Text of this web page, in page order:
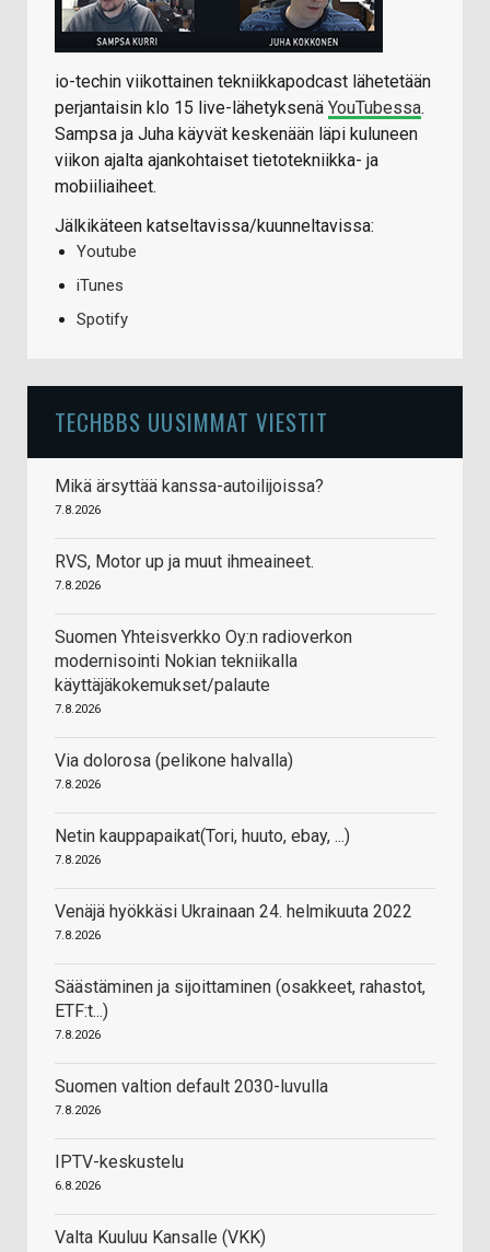
io-techin viikottainen tekniikkapodcast lähetetään
perjantaisin klo 15 live-lähetyksenä YouTubessa.
Sampsa ja Juha käyvät keskenään läpi kuluneen
viikon ajalta ajankohtaiset tietotekniikka- ja
mobiiliaiheet.
Jälkikäteen katseltavissa/kuunneltavissa:
Youtube
iTunes
Spotify
TECHBBS UUSIMMAT VIESTIT
Mikä ärsyttää kanssa-autoilijoissa?
7.8.2026
RVS, Motor up ja muut ihmeaineet.
7.8.2026
Suomen Yhteisverkko Oy:n radioverkon
modernisointi Nokian tekniikalla
käyttäjäkokemukset/palaute
7.8.2026
Via dolorosa (pelikone halvalla)
7.8.2026
Netin kauppapaikat(Tori, huuto, ebay, ...)
7.8.2026
Venäjä hyökkäsi Ukrainaan 24. helmikuuta 2022
7.8.2026
Säästäminen ja sijoittaminen (osakkeet, rahastot,
ETF:t...)
7.8.2026
Suomen valtion default 2030-luvulla
7.8.2026
IPTV-keskustelu
6.8.2026
Valta Kuuluu Kansalle (VKK)